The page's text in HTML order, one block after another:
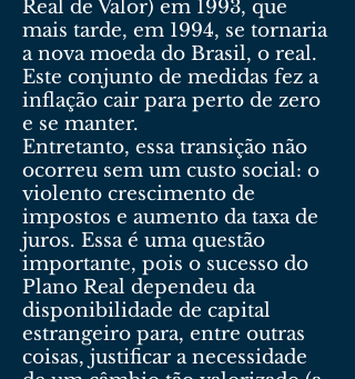
Real de Valor) em 1993, que
mais tarde, em 1994, se tornaria
a nova moeda do Brasil, o real.
Este conjunto de medidas fez a
inflação cair para perto de zero
e se manter.
Entretanto, essa transição não
ocorreu sem um custo social: o
violento crescimento de
impostos e aumento da taxa de
juros. Essa é uma questão
importante, pois o sucesso do
Plano Real dependeu da
disponibilidade de capital
estrangeiro para, entre outras
coisas, justificar a necessidade